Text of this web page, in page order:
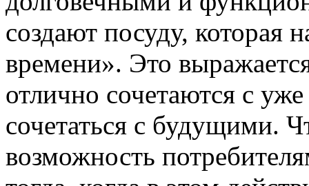
создают посуду, которая
времени». Это
отлично сочетаются с
сочетаться с будущими.
возможность